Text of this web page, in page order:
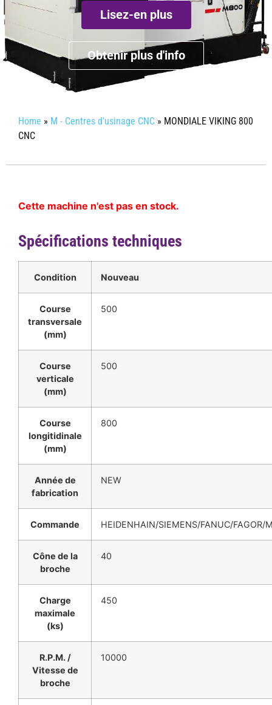
Lisez-en plus
Obtenir plus d'info
Home » M - Centres d'usinage CNC » MONDIALE VIKING 800
CNC
Cette machine n'est pas en stock.
Spécifications techniques
Condition Nouveau
Course
transversale
(mm)
500
Course
verticale
(mm)
500
Course
longitidinale
(mm)
800
Année de
fabrication
NEW
Commande HEIDENHAIN/SIEMENS/FANUC/FAGOR/
Cône de la
broche
40
Charge
maximale
(ks)
450
R.P.M. /
Vitesse de
broche
10000